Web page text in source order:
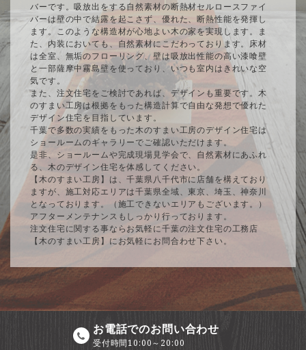
バーです。吸放出をする自然素材の断熱材セルロースファイ
バーは壁の中で結露を起こさず、優れた、断熱性能を発揮し
ます。このような構造材が心地よい木の家を実現します。ま
た、内装においても、自然素材にこだわっております。床材
は全室、無垢のフローリング、壁は吸放出性能の高い漆喰壁
と一部薩摩中霧島壁を使っており、いつも室内はきれいな空
気です。
また、注文住宅をご検討であれば、デザインも重要です。木
のすまい工房は根拠をもった構造計算で自由な発想で優れた
デザイン住宅を目指しています。
千葉で多数の実績をもった木のすまい工房のデザイン住宅は
ショールームのギャラリーでご確認いただけます。
是非、ショールームや完成現場見学会で、自然素材にあふれ
る、木のデザイン住宅を体感してください。
【木のすまい工房】は、千葉県八千代市に店舗を構えており
ますが、施工対応エリアは千葉県全域、東京、埼玉、神奈川
となっております。（施工できないエリアもございます。）
アフターメンテナンスもしっかり行っております。
注文住宅に関する事ならお気軽に千葉の注文住宅の工務店
【木のすまい工房】にお気軽にお問合わせ下さい。
お電話でのお問い合わせ
受付時間10:00～20:00